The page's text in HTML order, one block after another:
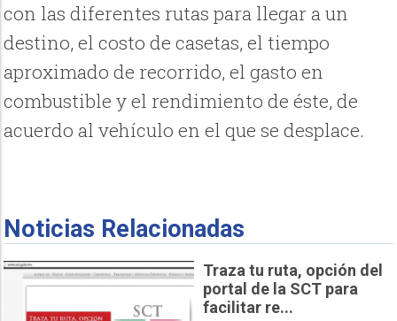
con las diferentes rutas para llegar a un
destino, el costo de casetas, el tiempo
aproximado de recorrido, el gasto en
combustible y el rendimiento de éste, de
acuerdo al vehículo en el que se desplace.
Noticias Relacionadas
Traza tu ruta, opción del
portal de la SCT para
facilitar re...